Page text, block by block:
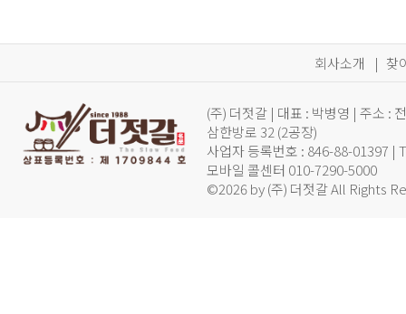
회사소개 | 찾
(주) 더젓갈 | 대표 : 박병영 | 주소 :
삼한방로 32 (2공장)
사업자 등록번호 : 846-88-01397 |
모바일 콜센터 010-7290-5000
©2026 by (주) 더젓갈 All Rights